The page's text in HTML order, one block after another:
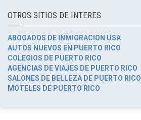
OTROS SITIOS DE INTERES
ABOGADOS DE INMIGRACION USA
AUTOS NUEVOS EN PUERTO RICO
COLEGIOS DE PUERTO RICO
AGENCIAS DE VIAJES DE PUERTO RICO
SALONES DE BELLEZA DE PUERTO RICO
MOTELES DE PUERTO RICO